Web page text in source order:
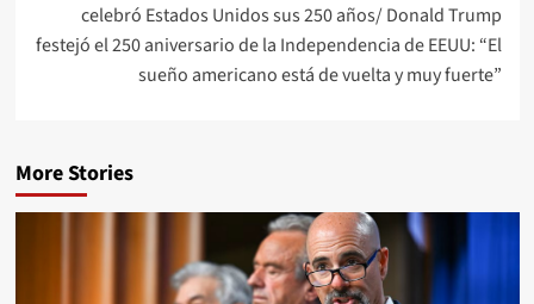
celebró Estados Unidos sus 250 años/ Donald Trump
festejó el 250 aniversario de la Independencia de EEUU: “El
sueño americano está de vuelta y muy fuerte”
More Stories